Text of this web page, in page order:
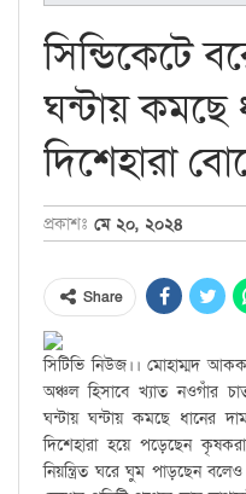
সিন্ডিকেটে
ঘন্টায় কমছে
দিশেহারা
প্রকাশঃ মে ২০, ২০২৪
Share
সিটিভি নিউজ।। মোহাম্মদ
অঞ্চল হিসাবে খ্যাত নওগাঁর
ঘন্টায় ঘন্টায় কমছে ধানের
দিশেহারা হয়ে পড়েছেন
নিয়ন্ত্রিত ঘরে ঘুম পাড়ছেন